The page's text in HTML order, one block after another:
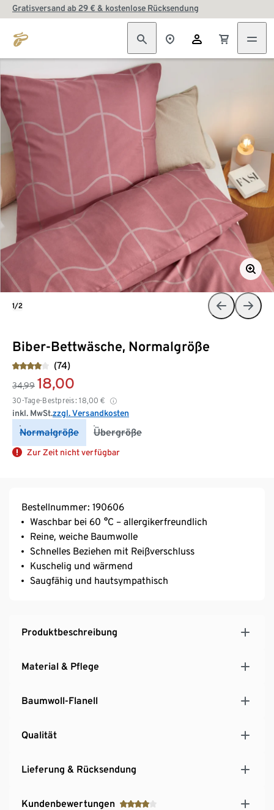
Gratisversand ab 29 € & kostenlose Rücksendung
Biber-Bettwäsche, Normalgröße
(74)
34,99 18,00
30-Tage-Bestpreis: 18,00 €
inkl. MwSt.zzgl. Versandkosten
Normalgröße Übergröße
Zur Zeit nicht verfügbar
1/2
Bestellnummer: 190606
Waschbar bei 60 °C – allergikerfreundlich
Reine, weiche Baumwolle
Schnelles Beziehen mit Reißverschluss
Kuschelig und wärmend
Saugfähig und hautsympathisch
Produktbeschreibung
Material & Pflege
Baumwoll-Flanell
Qualität
Lieferung & Rücksendung
Kundenbewertungen